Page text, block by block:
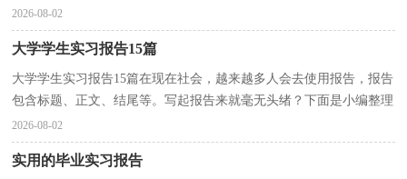
展吗？下面是小编精心整理的测量工作实习报告，欢迎...
2026-08-02
大学学生实习报告15篇
大学学生实习报告15篇在现在社会，越来越多人会去使用报告，报告
包含标题、正文、结尾等。写起报告来就毫无头绪？下面是小编整理
的大学学生实习报告，仅供参考，欢迎大家阅读。大学学...
2026-08-02
实用的毕业实习报告